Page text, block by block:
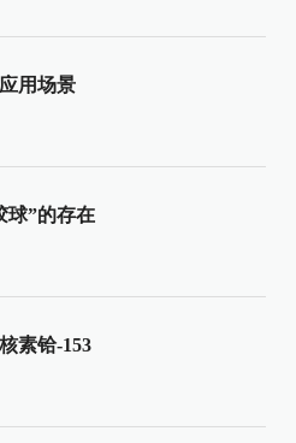
用场景
球”的存在
素铪-153